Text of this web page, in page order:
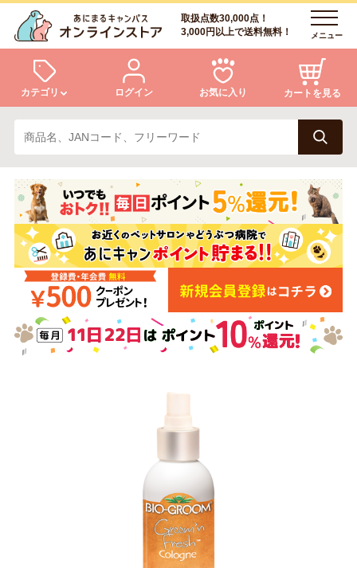
取扱点数30,000点！
3,000円以上で送料無料！
メニュー
カテゴリ
犬 猫
小動物・鳥 アクア・爬虫類・昆虫
ドッグフード キャットフード
美容・ケア用品 服・おさんぽ用品
ログイン お気に入り カートを見る
ログイン
会員登録
あにまるキャンパスについて
アフターサービス
商品リクエスト